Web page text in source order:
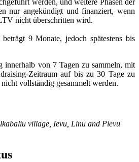
werden, und weitere Phasen der
nur angekündigt und finanziert, wenn
nicht überschritten wird.
9 Monate, jedoch spätestens bis
innerhalb von 7 Tagen zu sammeln, mit
Zeitraum auf bis zu 30 Tage zu
vollständig gesammelt werden.
village, Ievu, Linu and Pievu